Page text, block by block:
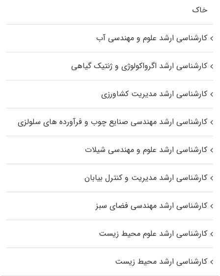
خاک
کارشناسی ارشد علوم و مهندسی آب
کارشناسی ارشد اگرواکولوژی و ژنتیک گیاهی
کارشناسی ارشد مدیریت کشاورزی
کارشناسی ارشد مهندسی صنایع چوب و فرآورده‌ های سلولزی
کارشناسی ارشد علوم و مهندسی شیلات
کارشناسی ارشد مدیریت و کنترل بیابان
کارشناسی ارشد مهندسی فضای سبز
کارشناسی ارشد علوم محیط‌ زیست
کارشناسی ارشد محیط زیست